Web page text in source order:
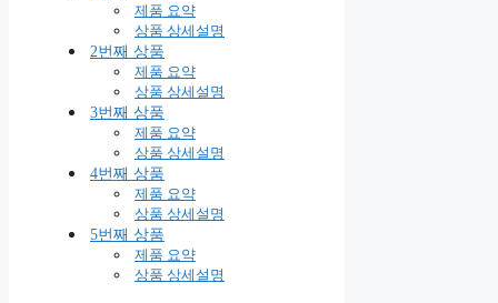
제품 요약
상품 상세설명
2번째 상품
제품 요약
상품 상세설명
3번째 상품
제품 요약
상품 상세설명
4번째 상품
제품 요약
상품 상세설명
5번째 상품
제품 요약
상품 상세설명